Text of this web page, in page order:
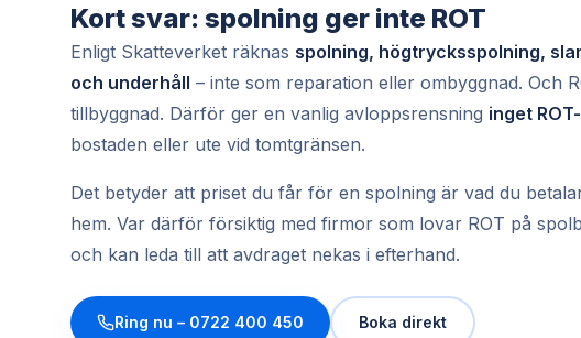
Kort svar: spolning ger inte ROT
Enligt Skatteverket räknas spolning, högtrycksspolning,
och underhåll – inte som reparation eller ombyggnad. Och
tillbyggnad. Därför ger en vanlig avloppsrensning inget
bostaden eller ute vid tomtgränsen.
Det betyder att priset du får för en spolning är vad du
hem. Var därför försiktig med firmor som lovar ROT på
och kan leda till att avdraget nekas i efterhand.
Ring nu – 0722 400 450 Boka direkt